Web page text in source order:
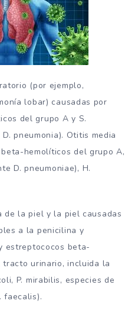
(por ejemplo,
lobar) causadas por
del grupo A y S.
pneumonia). Otitis media
hemolíticos del grupo A,
D. pneumoniae), H.
de la piel y la piel causadas
a la penicilina y
estreptococos beta-
urinario, incluida la
P. mirabilis, especies de
faecalis).